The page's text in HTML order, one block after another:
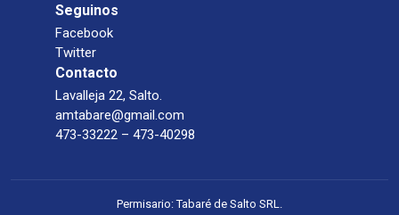
Seguinos
Facebook
Twitter
Contacto
Lavalleja 22, Salto.
amtabare@gmail.com
473-33222 – 473-40298
Permisario: Tabaré de Salto SRL.